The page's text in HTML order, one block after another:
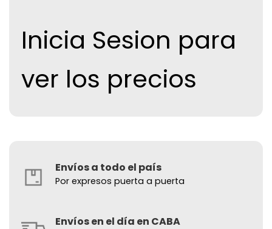
Inicia Sesion para
ver los precios
Envíos a todo el país
Por expresos puerta a puerta
Envíos en el día en CABA